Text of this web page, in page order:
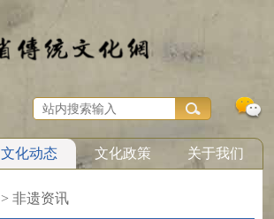
文化动态 文化政策 关于我们
>非遗资讯